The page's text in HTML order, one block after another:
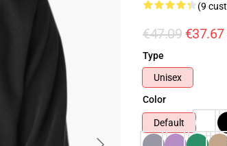
(9
€47.09 €37.67
Type
Unisex
Color
Default